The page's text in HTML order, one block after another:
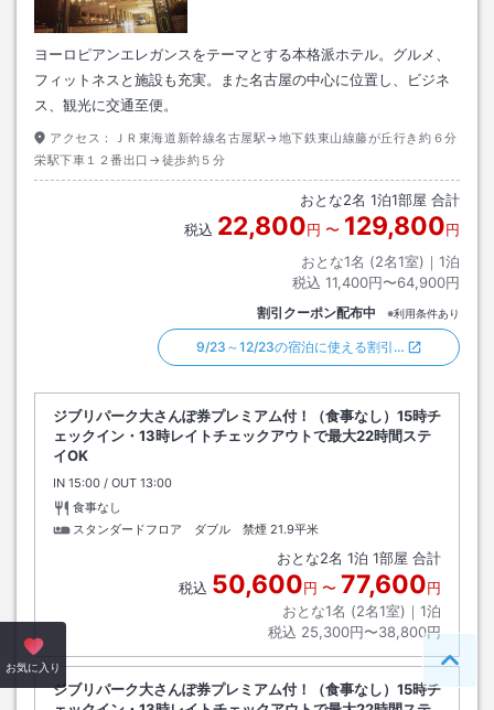
ヨーロピアンエレガンスをテーマとする本格派ホテル。グルメ、
フィットネスと施設も充実。また名古屋の中心に位置し、ビジネ
ス、観光に交通至便。
アクセス：
ＪＲ東海道新幹線名古屋駅→地下鉄東山線藤が丘行き約６分
栄駅下車１２番出口→徒歩約５分
おとな2名 1泊1部屋 合計
税込 22,800円 〜 129,800円
おとな1名 (2名1室)｜ 1泊
税込 11,400円〜64,900円
割引クーポン配布中 ※利用条件あり
9/23～12/23の宿泊に使える割引…
ジブリパーク大さんぽ券プレミアム付！（食事なし）15時チ
ェックイン・13時レイトチェックアウトで最大22時間ステ
イOK
IN チェックイン
15:00 / OUT チェックアウト
13:00
食事なし
スタンダードフロア ダブル 禁煙 21.9平米
おとな2名 1泊 1部屋 合計
税込 50,600円 〜 77,600円
おとな1名 (2名1室)｜ 1泊
税込 25,300円〜38,800円
ジブリパーク大さんぽ券プレミアム付！（食事なし）15時チ
お気に入り ペー